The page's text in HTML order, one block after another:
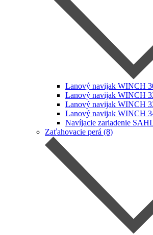
Lanový navijak WINCH
Lanový navijak WINCH
Lanový navijak WINCH
Lanový navijak WINCH
Navíjacie zariadenie
Zaťahovacie perá (8)